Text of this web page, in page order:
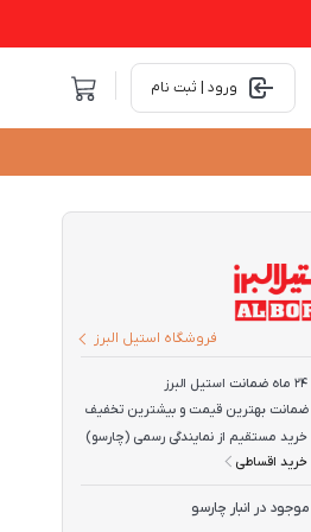
ورود | ثبت نام
فروشگاه استیل البرز
24 ماه ضمانت استیل البرز
ضمانت بهترین قیمت و بیشترین تخفیف
خرید مستقیم از نمایندگی رسمی (چارسو)
خرید اقساطی
موجود در انبار چارسو